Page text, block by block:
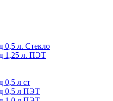
0,5 л. Стекло
1,25 л. ПЭТ
0,5 л ст
0,5 л ПЭТ